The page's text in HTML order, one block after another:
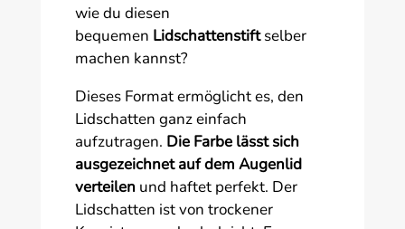
wie du diesen
bequemen Lidschattenstiftselber
machen kannst?
Dieses Format ermöglicht es, den
Lidschatten ganz einfach
aufzutragen. Die Farbe lässt sich
ausgezeichnet auf dem Augenlid
verteilen und haftet perfekt. Der
Lidschatten ist von trockener